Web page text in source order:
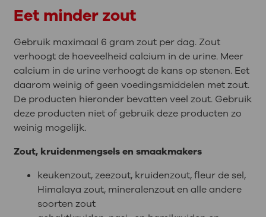
Eet minder zout
Gebruik maximaal 6 gram zout per dag. Zout
verhoogt de hoeveelheid calcium in de urine. Meer
calcium in de urine verhoogt de kans op stenen. Eet
daarom weinig of geen voedingsmiddelen met zout.
De producten hieronder bevatten veel zout. Gebruik
deze producten niet of gebruik deze producten zo
weinig mogelijk.
Zout, kruidenmengsels en smaakmakers
keukenzout, zeezout, kruidenzout, fleur de sel,
Himalaya zout, mineralenzout en alle andere
soorten zout